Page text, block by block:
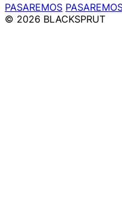
PASAREMOS
© 2026 BLACKSPRUT